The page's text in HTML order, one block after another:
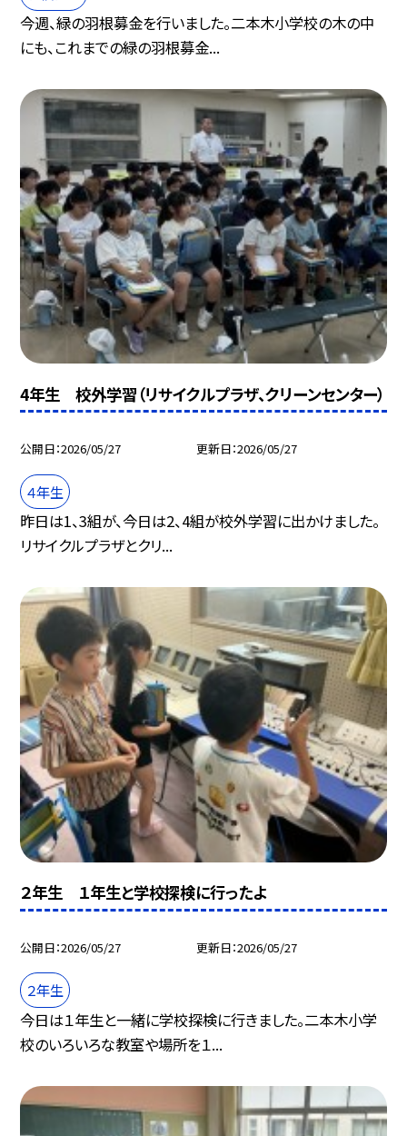
今週、緑の羽根募金を行いました。二本木小学校の木の中
にも、これまでの緑の羽根募金...
4年生 校外学習（リサイクルプラザ、クリーンセンター）
公開日 2026/05/27 更新日 2026/05/27
４年生
昨日は1、3組が、今日は2、4組が校外学習に出かけました。
リサイクルプラザとクリ...
２年生 １年生と学校探検に行ったよ
公開日 2026/05/27 更新日 2026/05/27
２年生
今日は１年生と一緒に学校探検に行きました。二本木小学
校のいろいろな教室や場所を１...